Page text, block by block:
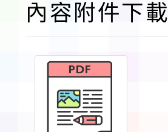
內容附件下載